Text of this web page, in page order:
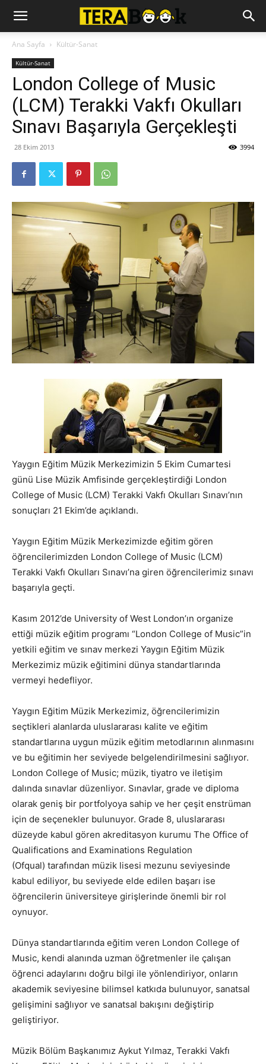
Ana Sayfa Kültür-Sanat
Kültür-Sanat
London College of Music
(LCM) Terakki Vakfı Okulları
Sınavı Başarıyla Gerçekleşti
28 Ekim 2013 3994
Yaygın Eğitim Müzik Merkezimizin 5 Ekim Cumartesi
günü Lise Müzik Amfisinde gerçekleştirdiği London
College of Music (LCM) Terakki Vakfı Okulları Sınavı’nın
sonuçları 21 Ekim’de açıklandı.
Yaygın Eğitim Müzik Merkezimizde eğitim gören
öğrencilerimizden London College of Music (LCM)
Terakki Vakfı Okulları Sınavı’na giren öğrencilerimiz sınavı
başarıyla geçti.
Kasım 2012’de University of West London’ın organize
ettiği müzik eğitim programı “London College of Music”in
yetkili eğitim ve sınav merkezi Yaygın Eğitim Müzik
Merkezimiz müzik eğitimini dünya standartlarında
vermeyi hedefliyor.
Yaygın Eğitim Müzik Merkezimiz, öğrencilerimizin
seçtikleri alanlarda uluslararası kalite ve eğitim
standartlarına uygun müzik eğitim metodlarının alınmasını
ve bu eğitimin her seviyede belgelendirilmesini sağlıyor.
London College of Music; müzik, tiyatro ve iletişim
dalında sınavlar düzenliyor. Sınavlar, grade ve diploma
olarak geniş bir portfolyoya sahip ve her çeşit enstrüman
için de seçenekler bulunuyor. Grade 8, uluslararası
düzeyde kabul gören akreditasyon kurumu The Office of
Qualifications and Examinations Regulation
(Ofqual) tarafından müzik lisesi mezunu seviyesinde
kabul ediliyor, bu seviyede elde edilen başarı ise
öğrencilerin üniversiteye girişlerinde önemli bir rol
oynuyor.
Dünya standartlarında eğitim veren London College of
Music, kendi alanında uzman öğretmenler ile çalışan
öğrenci adaylarını doğru bilgi ile yönlendiriyor, onların
akademik seviyesine bilimsel katkıda bulunuyor, sanatsal
gelişimini sağlıyor ve sanatsal bakışını değiştirip
geliştiriyor.
Müzik Bölüm Başkanımız Aykut Yılmaz, Terakki Vakfı